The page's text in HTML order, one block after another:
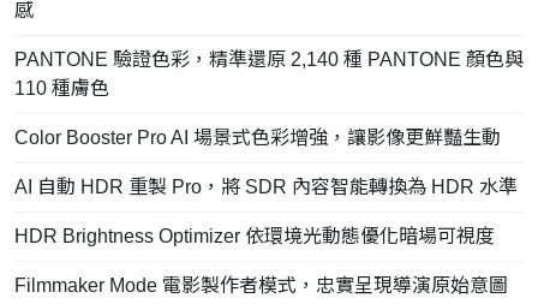
感
PANTONE 驗證色彩，精準還原 2,140 種 PANTONE 顏色與
110 種膚色
Color Booster Pro AI 場景式色彩增強，讓影像更鮮豔生動
AI 自動 HDR 重製 Pro，將 SDR 內容智能轉換為 HDR 水準
HDR Brightness Optimizer 依環境光動態優化暗場可視度
Filmmaker Mode 電影製作者模式，忠實呈現導演原始意圖